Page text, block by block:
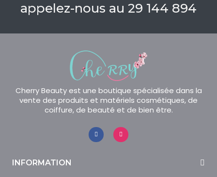
appelez-nous au 29 144 894
Cherry Beauty est une boutique spécialisée dans la
vente des produits et matériels cosmétiques, de
coiffure, de beauté et de bien être.
INFORMATION